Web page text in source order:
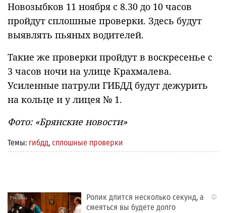
Новозыбков 11 ноября с 8.30 до 10 часов
пройдут сплошные проверки. Здесь будут
выявлять пьяных водителей.
Такие же проверки пройдут в воскресенье с
3 часов ночи на улице Крахмалева.
Усиленные патрули ГИБДД будут дежурить
на кольце и у лицея № 1.
Фото: «Брянские новости»
Темы: гибдд, сплошные проверки
i
Ролик длится несколько секунд, а
смеяться вы будете долго